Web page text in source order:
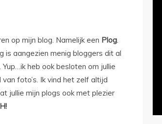
op mijn blog. Namelijk een Plog.
aangezien menig bloggers dit al
heb ook besloten om jullie
foto’s. Ik vind het zelf altijd
jullie mijn plogs ook met plezier